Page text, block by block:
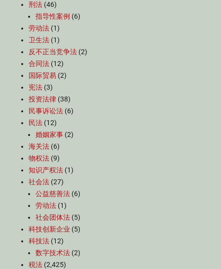
刑法 (46)
指导性案例 (6)
劳动法 (1)
卫生法 (1)
反不正当竞争法 (2)
合同法 (12)
国际贸易 (2)
宪法 (3)
投资法律 (38)
民事诉讼法 (6)
民法 (12)
婚姻家事 (2)
海关法 (6)
物权法 (9)
知识产权法 (1)
社会法 (27)
公益慈善法 (6)
劳动法 (1)
社会团体法 (5)
科技创新企业 (5)
科技法 (12)
数字技术法 (2)
税法 (2,425)